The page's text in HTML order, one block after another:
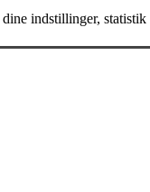
indstillinger,